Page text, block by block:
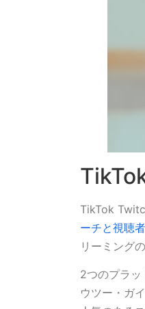
TikTok
ーチと視聴
リーミング
2つのプラ
ウツー・ガ